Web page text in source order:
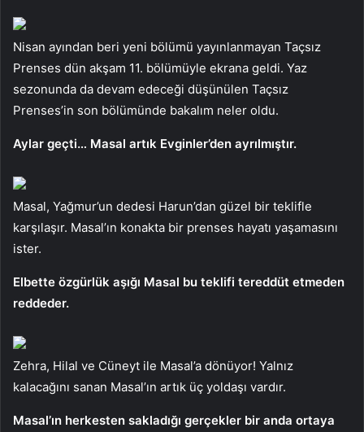
Nisan ayından beri yeni bölümü yayınlanmayan Taçsız
Prenses dün akşam 11. bölümüyle ekrana geldi. Yaz
sezonunda da devam edeceği düşünülen Taçsız
Prenses’in son bölümünde bakalım neler oldu.
Aylar geçti… Masal artık Evginler’den ayrılmıştır.
Masal, Yağmur’un dedesi Harun’dan güzel bir teklifle
karşılaşır. Masal’ın konakta bir prenses hayatı yaşamasını
ister.
Elbette özgürlük aşığı Masal bu teklifi tereddüt etmeden
reddeder.
Zehra, Hilal ve Cüneyt ile Masal’a dönüyor! Yalnız
kalacağını sanan Masal’ın artık üç yoldaşı vardır.
Masal’ın herkesten sakladığı gerçekler bir anda ortaya